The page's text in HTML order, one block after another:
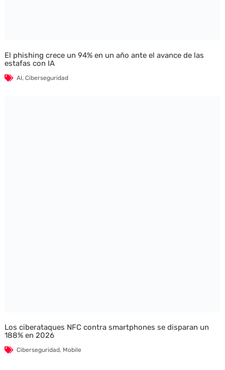
El phishing crece un 94% en un año ante el avance de las
estafas con IA
AI, Ciberseguridad
Los ciberataques NFC contra smartphones se disparan un
188% en 2026
Ciberseguridad, Mobile